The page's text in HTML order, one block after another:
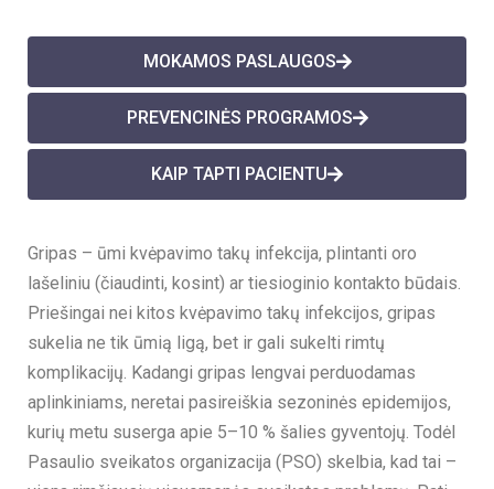
MOKAMOS PASLAUGOS
PREVENCINĖS PROGRAMOS
KAIP TAPTI PACIENTU
Gripas – ūmi kvėpavimo takų infekcija, plintanti oro
lašeliniu (čiaudinti, kosint) ar tiesioginio kontakto būdais.
Priešingai nei kitos kvėpavimo takų infekcijos, gripas
sukelia ne tik ūmią ligą, bet ir gali sukelti rimtų
komplikacijų. Kadangi gripas lengvai perduodamas
aplinkiniams, neretai pasireiškia sezoninės epidemijos,
kurių metu suserga apie 5–10 % šalies gyventojų. Todėl
Pasaulio sveikatos organizacija (PSO) skelbia, kad tai –